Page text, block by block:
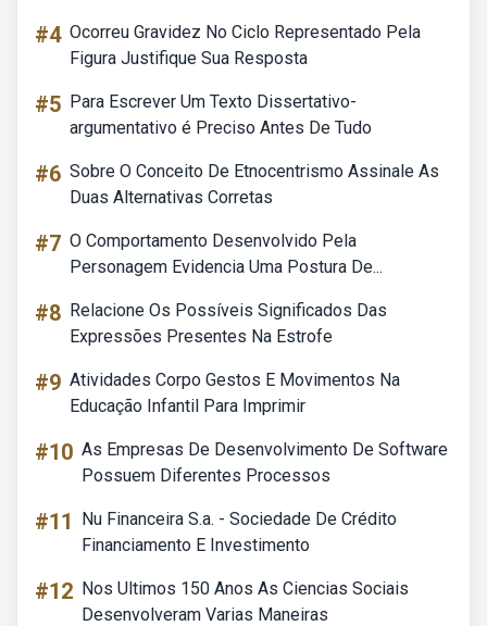
#4 Ocorreu Gravidez No Ciclo Representado Pela
Figura Justifique Sua Resposta
#5 Para Escrever Um Texto Dissertativo-
argumentativo é Preciso Antes De Tudo
#6 Sobre O Conceito De Etnocentrismo Assinale As
Duas Alternativas Corretas
#7 O Comportamento Desenvolvido Pela
Personagem Evidencia Uma Postura De...
#8 Relacione Os Possíveis Significados Das
Expressões Presentes Na Estrofe
#9 Atividades Corpo Gestos E Movimentos Na
Educação Infantil Para Imprimir
#10 As Empresas De Desenvolvimento De Software
Possuem Diferentes Processos
#11
Nu Financeira S.a. - Sociedade De Crédito
Financiamento E Investimento
#12 Nos Ultimos 150 Anos As Ciencias Sociais
Desenvolveram Varias Maneiras